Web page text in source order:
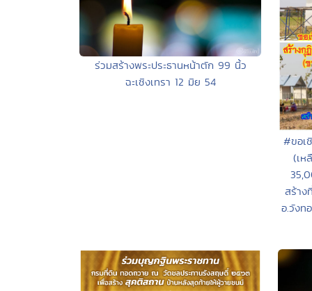
ร่วมสร้างพระประธานหน้าตัก 99 นิ้ว
ฉะเชิงเทรา 12 มิย 54
#ขอเ
(เห
สร้าง
อ.วังท